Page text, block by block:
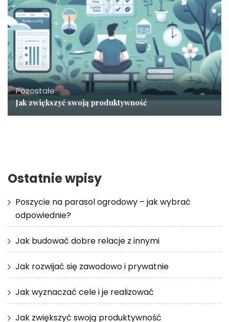
Pozostałe
Jak zwiększyć swoją produktywność
Ostatnie wpisy
Poszycie na parasol ogrodowy – jak wybrać
odpowiednie?
Jak budować dobre relacje z innymi
Jak rozwijać się zawodowo i prywatnie
Jak wyznaczać cele i je realizować
Jak zwiększyć swoją produktywność